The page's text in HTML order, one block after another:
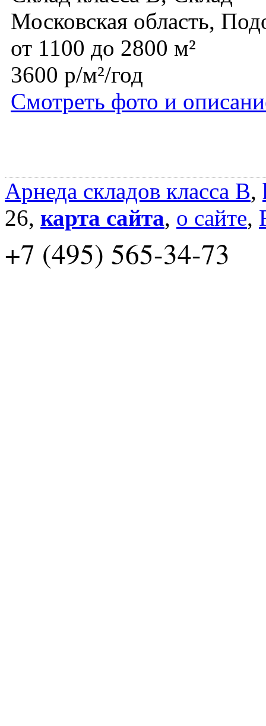
Московская область,
от 1100 до 2800 м²
3600 р/м²/год
Смотреть фото и
Арнеда складов класса B,
26, карта сайта, о сайте,
+7 (495) 565-34-73